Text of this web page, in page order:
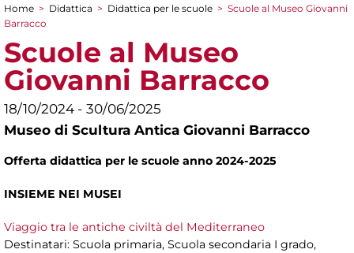
Tu sei qui
Home > Didattica > Didattica per le scuole > Scuole al Museo Giovanni
Barracco
Scuole al Museo
Giovanni Barracco
18/10/2024 - 30/06/2025
Museo di Scultura Antica Giovanni Barracco
Offerta didattica per le scuole anno 2024-2025
INSIEME NEI MUSEI
Viaggio tra le antiche civiltà del Mediterraneo
Destinatari: Scuola primaria, Scuola secondaria I grado,